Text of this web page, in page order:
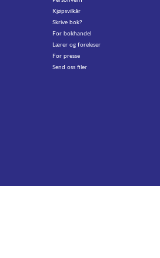
Kjøpsvilkår
Skrive bok?
For bokhandel
Lærer og foreleser
For presse
Send oss filer